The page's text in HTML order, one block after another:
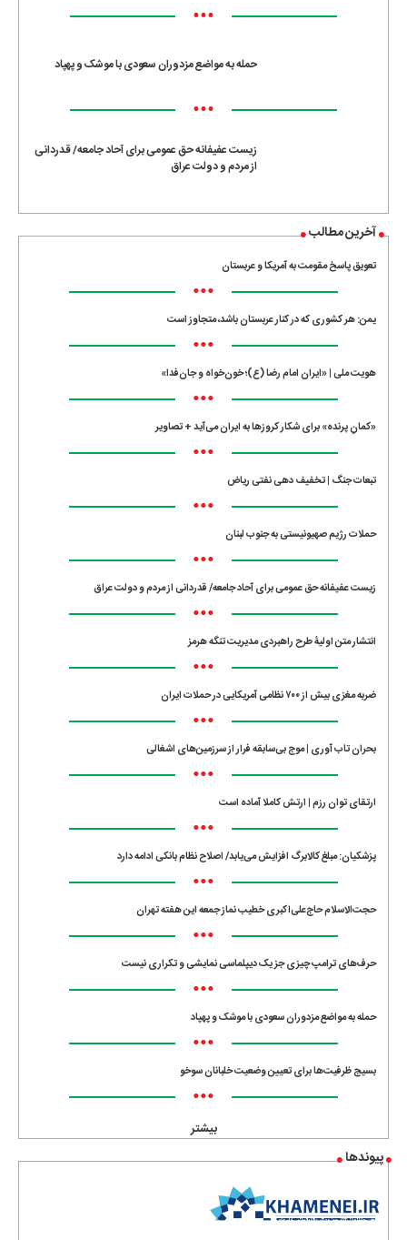
•••
حمله به مواضع مزدوران سعودی با موشک و پهپاد
•••
زیست عفیفانه حق عمومی برای آحاد جامعه/ قدردانی
از مردم و دولت عراق
آخرین مطالب
تعویق پاسخ مقومت به آمریکا و عربستان
•••
یمن: هر کشوری که در کنار عربستان باشد، متجاوز است
•••
هویت ملی | «ایران امام رضا (ع)؛ خون‌خواه و جان‌فدا»
•••
«کمانِ پرنده» برای شکار کروزها به ایران می‌آید + تصاویر
•••
تبعات جنگ | تخفیف دهی نفتی ریاض
•••
حملات رژیم صهیونیستی به جنوب لبنان
•••
زیست عفیفانه حق عمومی برای آحاد جامعه/ قدردانی از مردم و دولت عراق
•••
انتشار متن اولیۀ طرح راهبردی مدیریت تنگه هرمز
•••
ضربه مغزی بیش از ۷۰۰ نظامی آمریکایی در حملات ایران
•••
بحران تاب آوری | موج بی‌سابقه فرار از سرزمین‌های اشغالی
•••
ارتقای توان رزم | ارتش کاملا آماده است
•••
پزشکیان: مبلغ کالابرگ افزایش می‌یابد/ اصلاح نظام بانکی ادامه دارد
•••
حجت‌الاسلام حاج‌علی‌اکبری خطیب نماز جمعه این هفته تهران
•••
حرف‌های ترامپ چیزی جز یک دیپلماسی نمایشی و تکراری نیست
•••
حمله به مواضع مزدوران سعودی با موشک و پهپاد
•••
بسیج ظرفیت‌ها برای تعیین وضعیت خلبانان سوخو
•••
بیشتر
پیوندها